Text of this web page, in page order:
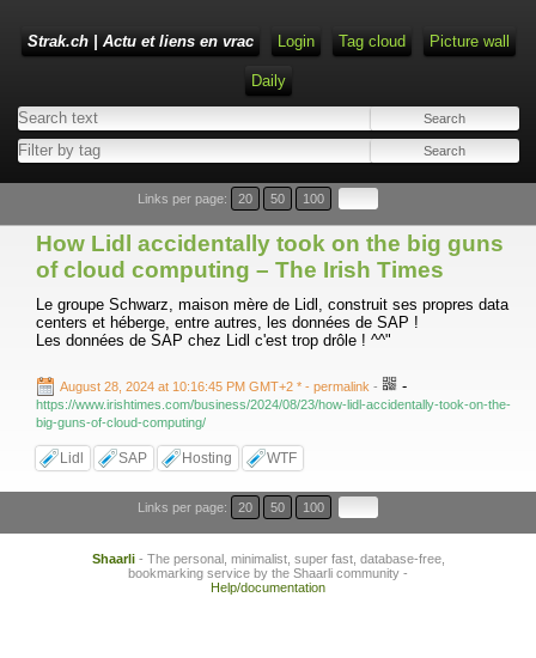
Strak.ch | Actu et liens en vrac Login Tag cloud Picture wall
Daily
Links per page: 20 50 100
How Lidl accidentally took on the big guns
of cloud computing – The Irish Times
Le groupe Schwarz, maison mère de Lidl, construit ses propres data
centers et héberge, entre autres, les données de SAP !
Les données de SAP chez Lidl c'est trop drôle ! ^^"
August 28, 2024 at 10:16:45 PM GMT+2 * - permalink - -
https://www.irishtimes.com/business/2024/08/23/how-lidl-accidentally-took-on-the-
big-guns-of-cloud-computing/
Lidl SAP Hosting WTF
Links per page: 20 50 100
Shaarli- The personal, minimalist, super fast, database-free,
bookmarking service by the Shaarli community -
Help/documentation